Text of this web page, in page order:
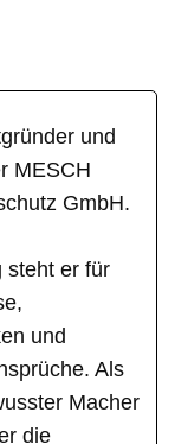
und
MESCH
GmbH.
steht er für
und
Als
Macher
die